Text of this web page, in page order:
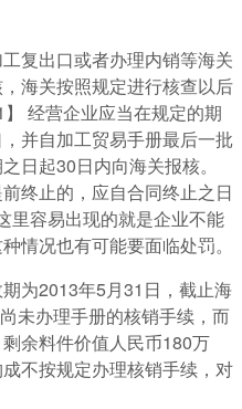
复出口或者办理内销等海关
海关按照规定进行核查以后
经营企业应当在规定的期
并自加工贸易手册最后一批
日起30日内向海关报核。
终止的，应自合同终止之日
里容易出现的就是企业不能
情况也有可能要面临处罚。
为2013年5月31日，截止海
未办理手册的核销手续，而
余料件价值人民币180万
不按规定办理核销手续，对